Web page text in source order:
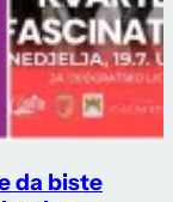
da biste